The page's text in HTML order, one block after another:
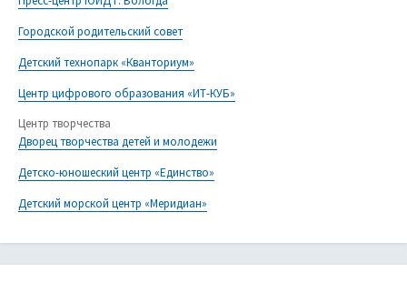
Городской родительский совет
Детский технопарк «Кванториум»
Центр цифрового образования «ИТ-КУБ»
Центр творчества
Дворец творчества детей и молодежи
Детско-юношеский центр «Единство»
Детский морской центр «Меридиан»